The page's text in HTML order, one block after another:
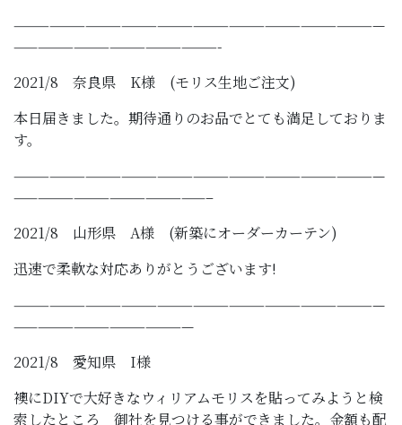
———————————————————————————————
—————————————————-
2021/8 奈良県 K様 (モリス生地ご注文)
本日届きました。期待通りのお品でとても満足しておりま
す。
———————————————————————————————
————————————————–
2021/8 山形県 A様 (新築にオーダーカーテン)
迅速で柔軟な対応ありがとうございます!
———————————————————————————————
———————————————
2021/8 愛知県 I様
襖にDIYで大好きなウィリアムモリスを貼ってみようと検
索したところ 御社を見つける事ができました。金額も配